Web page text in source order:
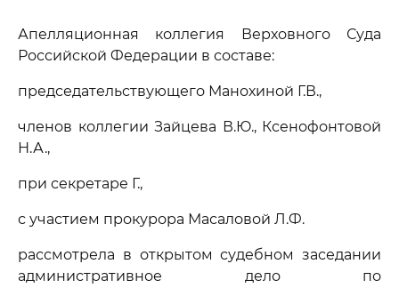
Апелляционная коллегия Верховного Суда
Российской Федерации в составе:
председательствующего Манохиной Г.В.,
членов коллегии Зайцева В.Ю., Ксенофонтовой
Н.А.,
при секретаре Г.,
с участием прокурора Масаловой Л.Ф.
рассмотрела в открытом судебном заседании
административное дело по